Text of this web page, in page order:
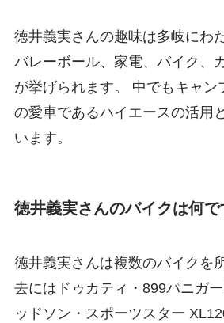
徳井義実さんの趣味は多岐にわ
バレーボール、家電、バイク、
が挙げられます。 中でもキャン
の愛車であるハイエースの活用
います。
徳井義実さんのバイクは何で
徳井義実さんは複数のバイクを
去にはドゥカティ・899パニガ
ッドソン・スポーツスター